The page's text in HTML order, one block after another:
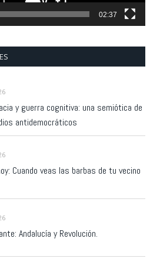
02:37
y guerra cognitiva: una semiótica de
antidemocráticos
Cuando veas las barbas de tu vecino
Andalucía y Revolución.